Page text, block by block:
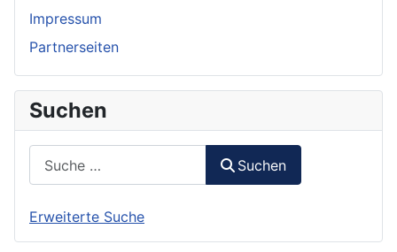
Impressum
Partnerseiten
Suchen
Suchen
Erweiterte Suche